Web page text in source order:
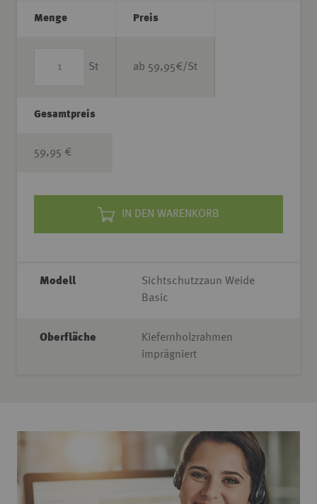
Menge
St
Preis
ab 59,95€/St
Gesamtpreis
59,95 €
IN DEN WARENKORB
Modell
Sichtschutzzaun Weide
Basic
Oberfläche
Kiefernholzrahmen
imprägniert